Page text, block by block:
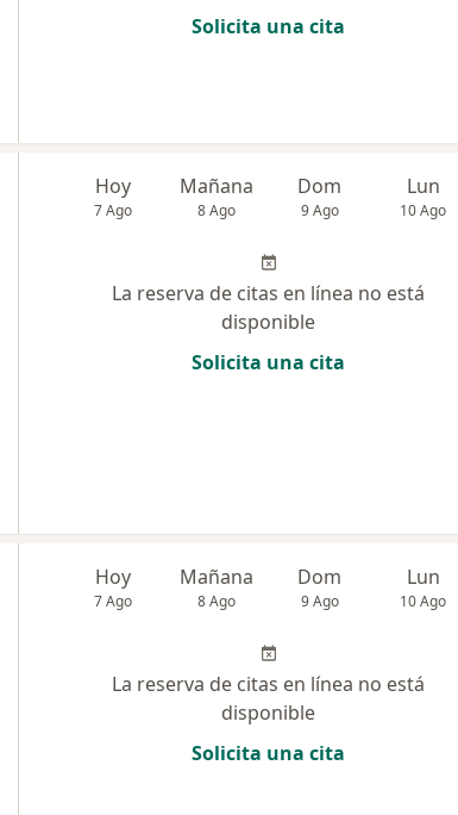
Solicita una cita
Hoy
7 Ago
Mañana
8 Ago
Dom
9 Ago
Lun
10 Ago
La reserva de citas en línea no está
disponible
Solicita una cita
Hoy
7 Ago
Mañana
8 Ago
Dom
9 Ago
Lun
10 Ago
La reserva de citas en línea no está
disponible
Solicita una cita